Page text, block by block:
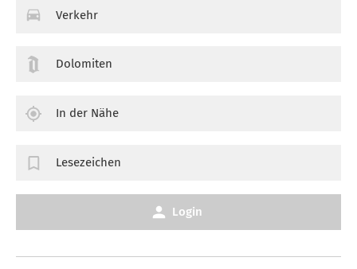
Verkehr
Dolomiten
In der Nähe
Lesezeichen
Login